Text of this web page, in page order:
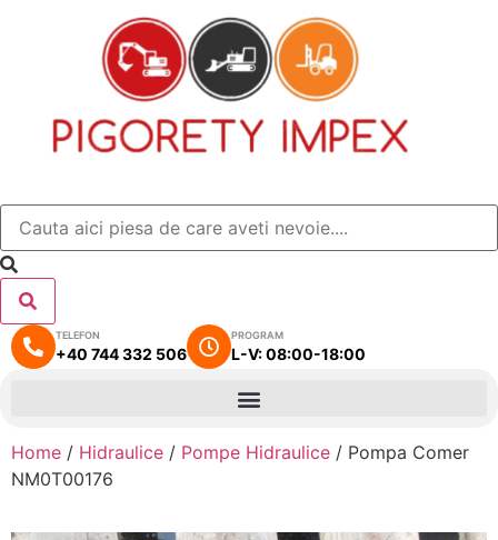
TELEFON
+40 744 332 506
PROGRAM
L-V: 08:00-18:00
Home / Hidraulice / Pompe Hidraulice / Pompa Comer
NM0T00176